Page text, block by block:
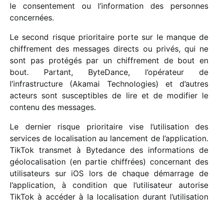
le consen­te­ment ou l’information des personnes
concernées.
Le second risque prio­ri­taire porte sur le manque de
chif­fre­ment des messages directs ou privés, qui ne
sont pas proté­gés par un chif­fre­ment de bout en
bout. Partant, ByteDance, l’opérateur de
l’infrastructure (Akamai Technologies) et d’autres
acteurs sont suscep­tibles de lire et de modi­fier le
contenu des messages.
Le dernier risque prio­ri­taire vise l’utilisation des
services de loca­li­sa­tion au lance­ment de l’application.
TikTok trans­met à Bytedance des infor­ma­tions de
géolo­ca­li­sa­tion (en partie chif­frées) concer­nant des
utili­sa­teurs sur iOS lors de chaque démar­rage de
l’application, à condi­tion que l’utilisateur auto­rise
TikTok à accé­der à la loca­li­sa­tion durant l’utilisation